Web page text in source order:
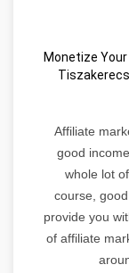
Monetize
Affiliate
good
whole lot
course,
provide you
of affiliate